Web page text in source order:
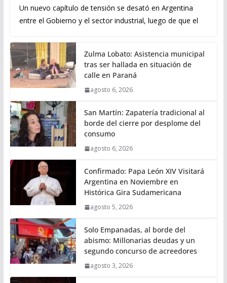
Un nuevo capítulo de tensión se desató en Argentina
entre el Gobierno y el sector industrial, luego de que el
Zulma Lobato: Asistencia municipal
tras ser hallada en situación de
calle en Paraná
agosto 6, 2026
San Martín: Zapatería tradicional al
borde del cierre por desplome del
consumo
agosto 6, 2026
Confirmado: Papa León XIV Visitará
Argentina en Noviembre en
Histórica Gira Sudamericana
agosto 5, 2026
Solo Empanadas, al borde del
abismo: Millonarias deudas y un
segundo concurso de acreedores
agosto 3, 2026